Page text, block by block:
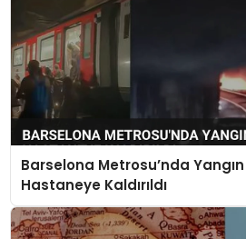
Barselona Metrosu’nda Yangın
Hastaneye Kaldırıldı